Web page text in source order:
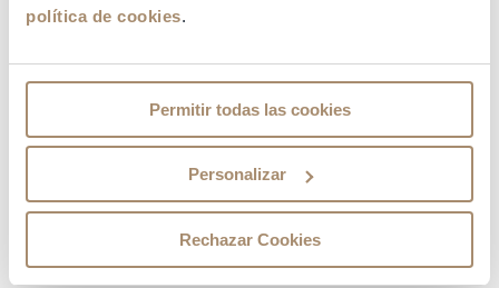
política de cookies.
Permitir todas las cookies
Personalizar
Rechazar Cookies
TRAYECTORIA
OTROS DATOS DE INTERÉS
ESPECIALIDADES